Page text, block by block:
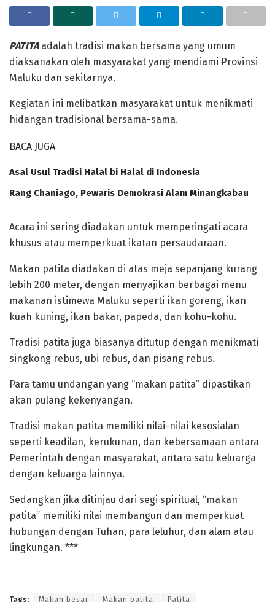
PATITAadalah tradisi makan bersama yang umum
diaksanakan oleh masyarakat yang mendiami Provinsi
Maluku dan sekitarnya.
‎Kegiatan ini melibatkan masyarakat untuk menikmati
hidangan tradisional bersama-sama.
BACA JUGA
Asal Usul Tradisi Halal bi Halal di Indonesia
Rang Chaniago, Pewaris Demokrasi Alam Minangkabau ‎
‎Acara ini sering diadakan untuk memperingati acara
khusus atau memperkuat ikatan persaudaraan.
‎Makan patita diadakan di atas meja sepanjang kurang
lebih 200 meter, dengan menyajikan berbagai menu
makanan istimewa Maluku seperti ikan goreng, ikan
kuah kuning, ikan bakar, papeda, dan kohu-kohu.
‎Tradisi patita juga biasanya ditutup dengan menikmati
singkong rebus, ubi rebus, dan pisang rebus.
Para tamu undangan yang “makan patita” dipastikan
akan pulang kekenyangan.
‎Tradisi makan patita memiliki nilai-nilai kesosialan
seperti keadilan, kerukunan, dan kebersamaan antara
Pemerintah dengan masyarakat, antara satu keluarga
dengan keluarga lainnya.
Sedangkan jika ditinjau dari segi spiritual, “makan
patita” memiliki nilai membangun dan memperkuat
hubungan dengan Tuhan, para leluhur, dan alam atau
lingkungan. ***
Tags: Makan besar Makan patita Patita